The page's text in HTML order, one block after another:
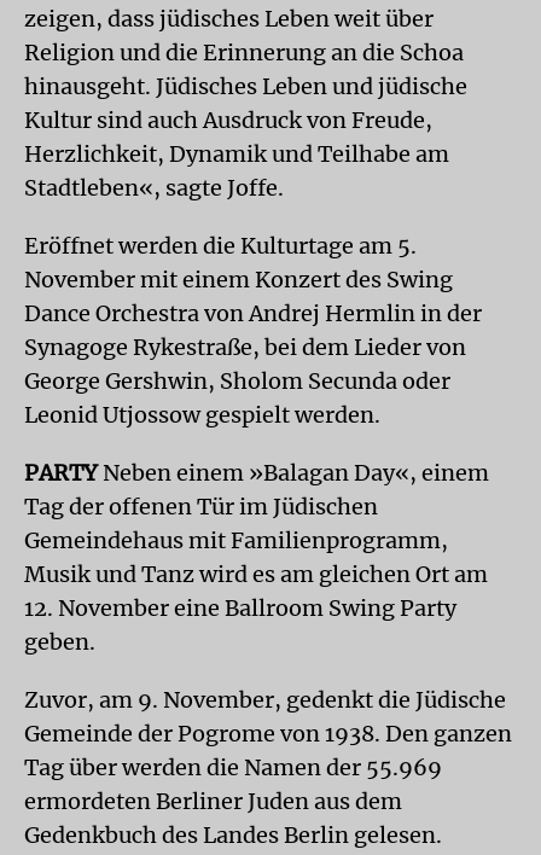
zeigen, dass jüdisches Leben weit über
Religion und die Erinnerung an die Schoa
hinausgeht. Jüdisches Leben und jüdische
Kultur sind auch Ausdruck von Freude,
Herzlichkeit, Dynamik und Teilhabe am
Stadtleben«, sagte Joffe.
Eröffnet werden die Kulturtage am 5.
November mit einem Konzert des Swing
Dance Orchestra von Andrej Hermlin in der
Synagoge Rykestraße, bei dem Lieder von
George Gershwin, Sholom Secunda oder
Leonid Utjossow gespielt werden.
PARTYNeben einem »Balagan Day«, einem
Tag der offenen Tür im Jüdischen
Gemeindehaus mit Familienprogramm,
Musik und Tanz wird es am gleichen Ort am
12. November eine Ballroom Swing Party
geben.
Zuvor, am 9. November, gedenkt die Jüdische
Gemeinde der Pogrome von 1938. Den ganzen
Tag über werden die Namen der 55.969
ermordeten Berliner Juden aus dem
Gedenkbuch des Landes Berlin gelesen.